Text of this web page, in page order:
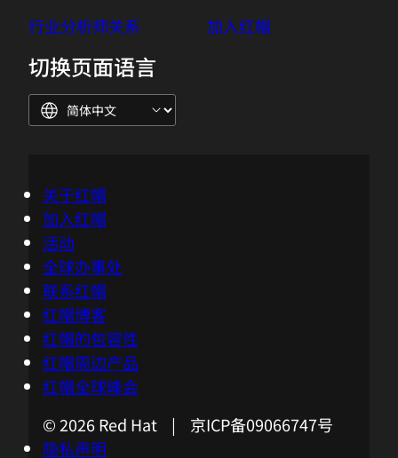
行业分析师关系
加入红帽
切换页面语言
关于红帽
加入红帽
活动
全球办事处
联系红帽
红帽博客
红帽的包容性
红帽周边产品
红帽全球峰会
© 2026 Red Hat | 京ICP备09066747号
隐私声明